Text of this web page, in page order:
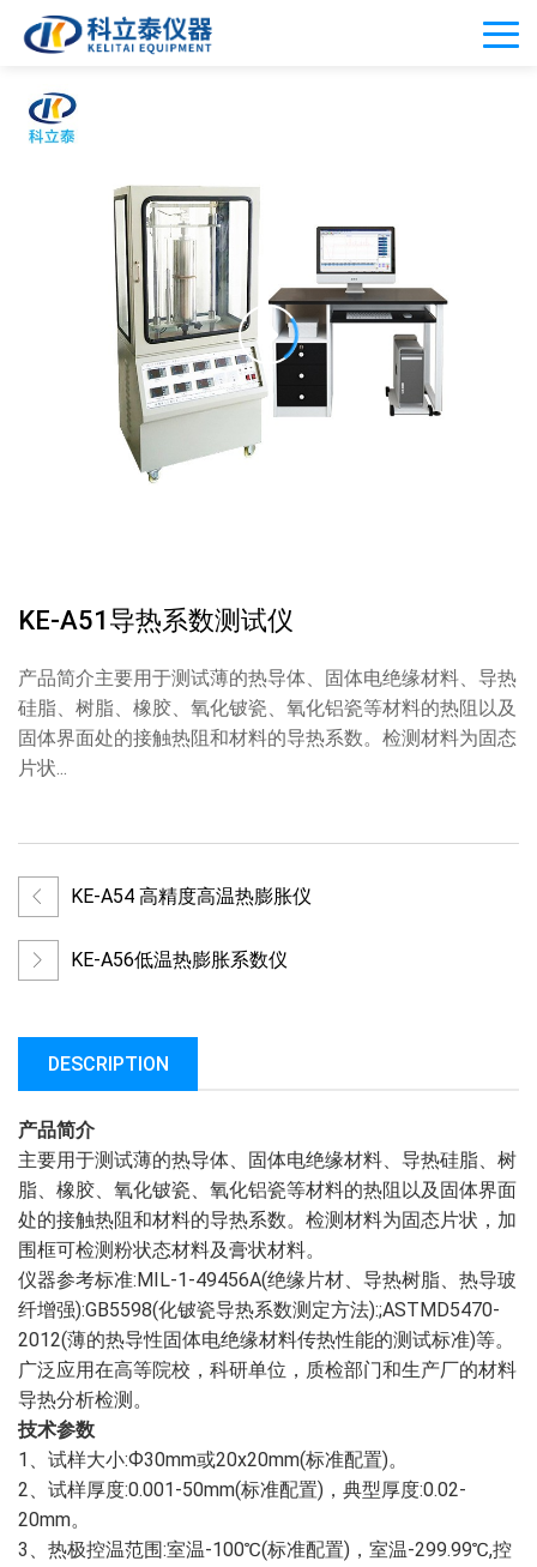
KE-A51导热系数测试仪
产品简介主要用于测试薄的热导体、固体电绝缘材料、导热
硅脂、树脂、橡胶、氧化铍瓷、氧化铝瓷等材料的热阻以及
固体界面处的接触热阻和材料的导热系数。检测材料为固态
片状...
KE-A54 高精度高温热膨胀仪
KE-A56低温热膨胀系数仪
DESCRIPTION
产品简介
主要用于测试薄的热导体、固体电绝缘材料、导热硅脂、树
脂、橡胶、氧化铍瓷、氧化铝瓷等材料的热阻以及固体界面
处的接触热阻和材料的导热系数。检测材料为固态片状，加
围框可检测粉状态材料及膏状材料。
仪器参考标准:MIL-1-49456A(绝缘片材、导热树脂、热导玻
纤增强):GB5598(化铍瓷导热系数测定方法):;ASTMD5470-
2012(薄的热导性固体电绝缘材料传热性能的测试标准)等。
广泛应用在高等院校，科研单位，质检部门和生产厂的材料
导热分析检测。
技术参数
1、试样大小:Ф30mm或20x20mm(标准配置)。
2、试样厚度:0.001-50mm(标准配置)，典型厚度:0.02-
20mm。
3、热极控温范围:室温-100℃(标准配置)，室温-299.99℃,控